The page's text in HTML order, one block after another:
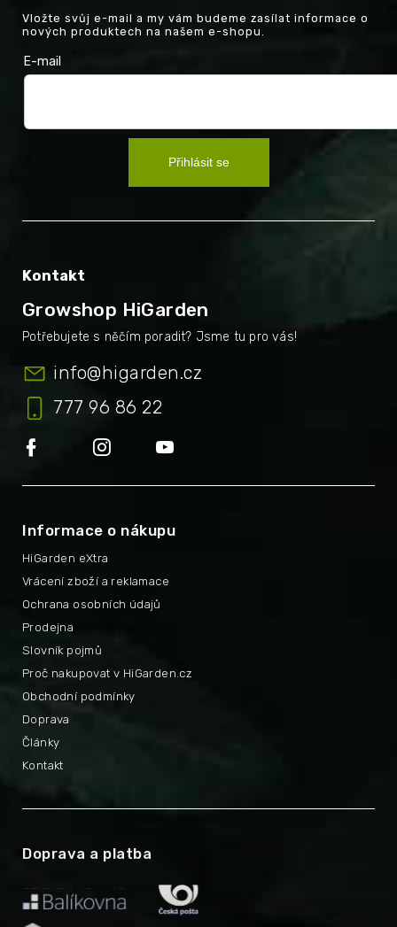
Vložte svůj e-mail a my vám budeme zasílat informace o
nových produktech na našem e-shopu.
E-mail
Přihlásit se
Kontakt
Growshop HiGarden
info@higarden.cz
777 96 86 22
Informace o nákupu
HiGarden eXtra
Proč nakupovat v HiGarden.cz
Vrácení zboží a reklamace
Obchodní podmínky
Ochrana osobních údajů
Doprava
Prodejna
Články
Slovník pojmů
Kontakt
Doprava a platba